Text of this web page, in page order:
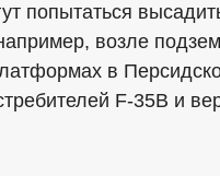
попытаться
возле
в
F-35B и